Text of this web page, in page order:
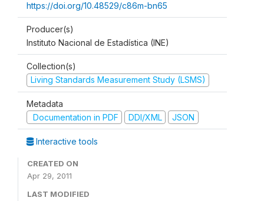
https://doi.org/10.48529/c86m-bn65
Producer(s)
Instituto Nacional de Estadística (INE)
Collection(s)
Living Standards Measurement Study (LSMS)
Metadata
Documentation in PDF
DDI/XML JSON
Interactive tools
CREATED ON
Apr 29, 2011
LAST MODIFIED